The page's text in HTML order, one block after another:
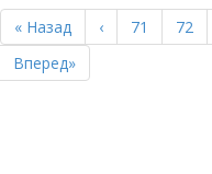
НА
СТОРІНКИ
Перша
сторінка
« Назад
Попередня
сторінка
‹ Page
71 Page
72
Остання
сторінка
Вперед»